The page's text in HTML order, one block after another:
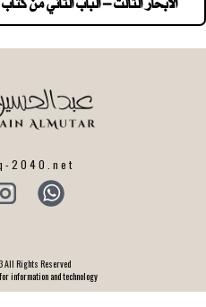
2040.net
Rights Reserved
information and technology